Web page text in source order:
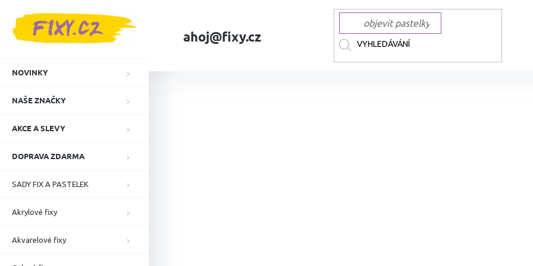
ahoj@fixy.cz
NOVINKY
NAŠE ZNAČKY
AKCE A SLEVY
DOPRAVA ZDARMA
SADY FIX A PASTELEK
Akrylové fixy
Akvarelové fixy